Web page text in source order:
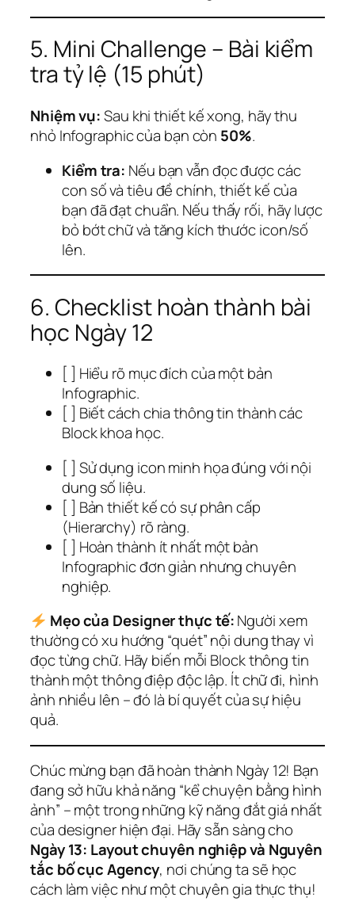
5. Mini Challenge – Bài kiểm
tra tỷ lệ (15 phút)
Nhiệm vụ:Sau khi thiết kế xong, hãy thu
nhỏ Infographic của bạn còn 50%.
Kiểm tra: Nếu bạn vẫn đọc được các
con số và tiêu đề chính, thiết kế của
bạn đã đạt chuẩn. Nếu thấy rối, hãy lược
bỏ bớt chữ và tăng kích thước icon/số
lên.
6. Checklist hoàn thành bài
học Ngày 12
[ ] Hiểu rõ mục đích của một bản
Infographic.
[ ] Biết cách chia thông tin thành các
Block khoa học.
[ ] Sử dụng icon minh họa đúng với nội
dung số liệu.
[ ] Bản thiết kế có sự phân cấp
(Hierarchy) rõ ràng.
[ ] Hoàn thành ít nhất một bản
Infographic đơn giản nhưng chuyên
nghiệp.
Mẹo của Designer thực tế:Người xem
thường có xu hướng “quét” nội dung thay vì
đọc từng chữ. Hãy biến mỗi Block thông tin
thành một thông điệp độc lập. Ít chữ đi, hình
ảnh nhiều lên – đó là bí quyết của sự hiệu
quả.
Chúc mừng bạn đã hoàn thành Ngày 12! Bạn
đang sở hữu khả năng “kể chuyện bằng hình
ảnh” – một trong những kỹ năng đắt giá nhất
của designer hiện đại. Hãy sẵn sàng cho
Ngày 13: Layout chuyên nghiệp và Nguyên
tắc bố cục Agency, nơi chúng ta sẽ học
cách làm việc như một chuyên gia thực thụ!